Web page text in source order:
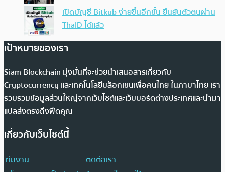
เปิดบัญชี Bitkub ง่ายขึ้นอีกขั้น ยืนยันตัวตนผ่าน
ThaID ได้แล้ว
เป้าหมายของเรา
Siam Blockchain มุ่งมั่นที่จะช่วยนำเสนอสารเกี่ยวกับ
Cryptocurrency และเทคโนโลยีบล็อกเชนเพื่อคนไทย ในภาษาไทย เรา
รวบรวมข้อมูลส่วนใหญ่จากเว็บไซต์และเว็บบอร์ดต่างประเทศและนำมา
แปลส่งตรงถึงฟีดคุณ
เกี่ยวกับเว็บไซต์นี้
ทีมงาน
ติดต่อเรา